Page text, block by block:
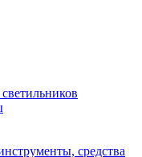
средства